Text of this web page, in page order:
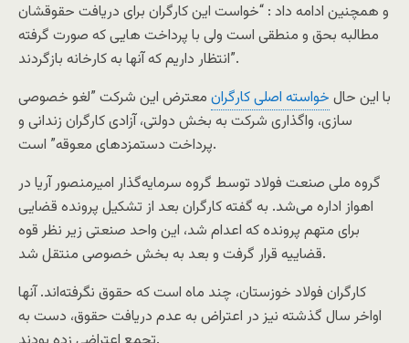
و همچنین ادامه داد : “خواست این کارگران برای دریافت حقوقشان
مطالبه بحق و منطقی است ولی با پرداخت هایی که صورت گرفته
انتظار داریم که آنها به کارخانه بازگردند”.
با این حال خواسته اصلی کارگران معترض این شرکت ”لغو خصوصی
سازی، واگذاری شرکت به بخش دولتی، آزادی کارگران زندانی و
پرداخت دستمزدهای معوقه” است.
گروه ملی صنعت فولاد توسط گروه سرمایه‌گذار امیرمنصور آریا در
اهواز اداره می‌شد. به گفته کارگران بعد از تشکیل پرونده قضایی
برای متهم پرونده که اعدام شد، این واحد صنعتی زیر نظر قوه
قضاییه قرار گرفت و بعد به بخش خصوصی منتقل شد.
کارگران فولاد خوزستان، چند ماه است که حقوق نگرفته‌اند. آنها
اواخر سال گذشته نیز در اعتراض به عدم دریافت حقوق، دست به